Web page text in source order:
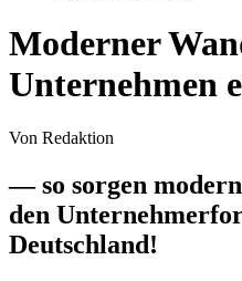
Moderner
Unternehmen
Von Redaktion
— so sorgen
den
Deutschland!